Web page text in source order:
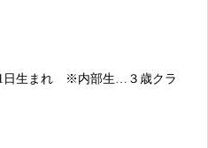
1日生まれ ※内部生…３歳クラ